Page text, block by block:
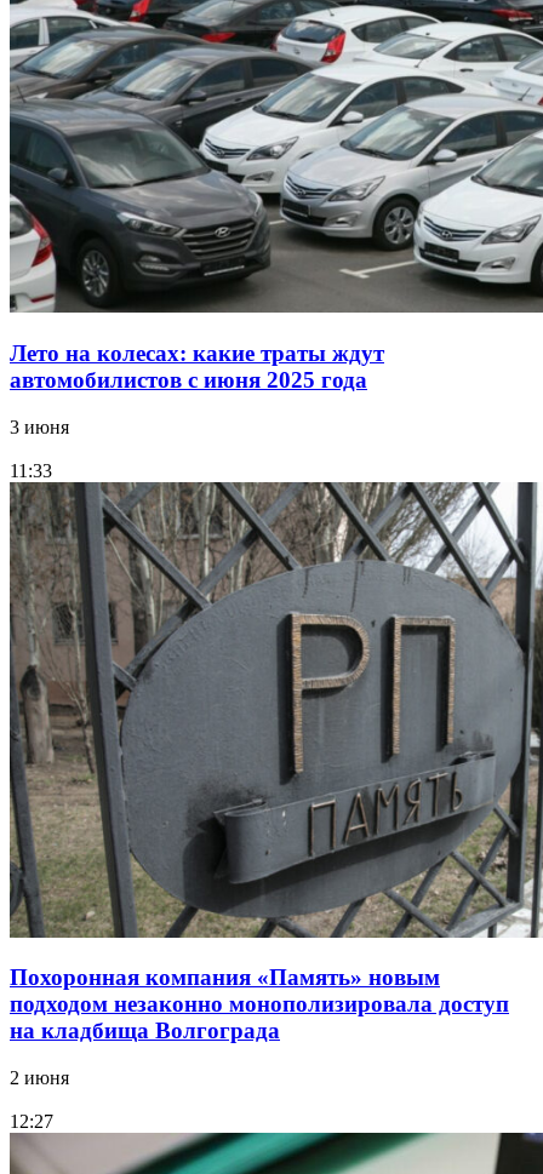
Лето на колесах: какие траты ждут
автомобилистов с июня 2025 года
3 июня
11:33
Похоронная компания «Память» новым
подходом незаконно монополизировала доступ
на кладбища Волгограда
2 июня
12:27